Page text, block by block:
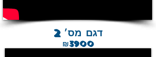
דגם מס׳ 2
₪3900